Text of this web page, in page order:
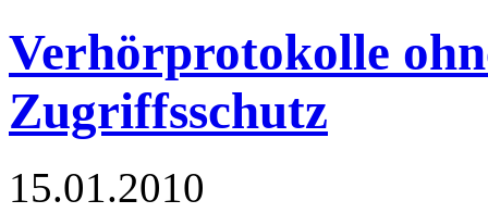
Verhörprotokolle
Zugriffsschutz
15.01.2010